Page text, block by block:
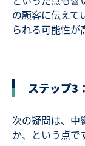
の顧客に伝えて
られる可能性が
ステップ3
次の疑問は、中
か、という点で